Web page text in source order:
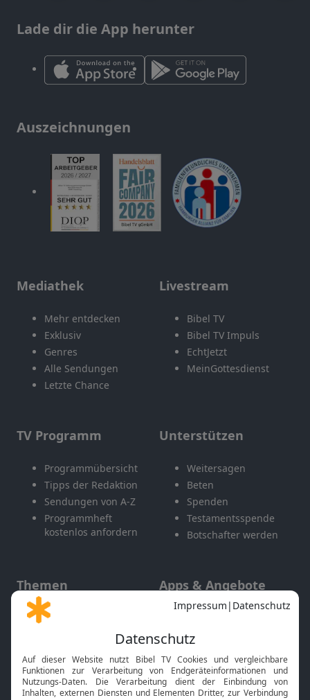
Lade dir die App herunter
Auszeichnungen
Mediathek
Mehr entdecken
Exklusiv
Genres
Alle Sendungen
Letzte Chance
Livestream
Bibel TV
Bibel TV Impuls
EchtJetzt
MeinGottesdienst
TV Programm
Programmübersicht
Tipps der Redaktion
Sendungen von A-Z
Programmheft
kostenlos anfordern
Unterstützen
Weitersagen
Beten
Spenden
Testamentsspende
Botschafter werden
Themen
Gott und Bibel erklärt
Neuigkeiten
Apps & Angebote
Mobile App
Smart TV
HbbTV